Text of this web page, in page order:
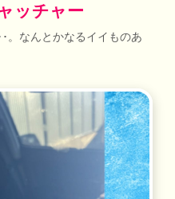
ッチャー
。なんとかなるイイものあ